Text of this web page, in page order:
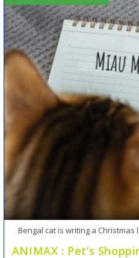
Bengal cat is writing a Christmas
ANIMAX : Pet’s